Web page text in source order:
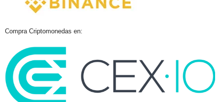
Compra Criptomonedas en: